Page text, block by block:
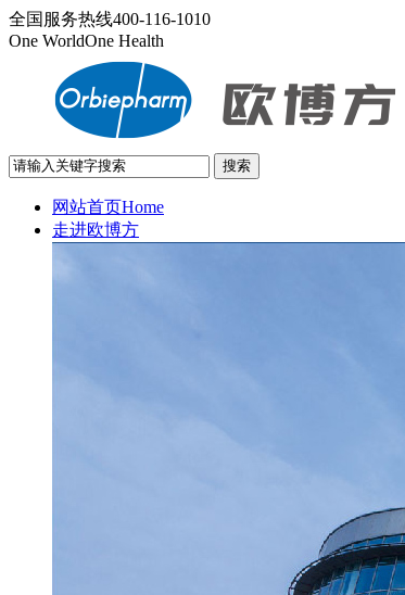
全国服务热线400-116-1010
One WorldOne Health
网站首页Home
走进欧博方